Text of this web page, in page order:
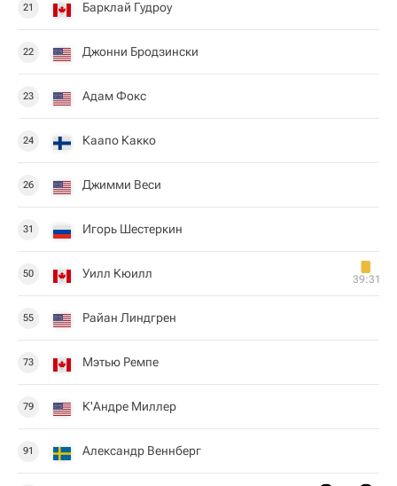
21 Барклай Гудроу
22 Джонни Бродзински
23 Адам Фокс
24 Каапо Какко
26 Джимми Веси
31 Игорь Шестеркин
50 Уилл Кюилл 39:31
55 Райан Линдгрен
73 Мэтью Ремпе
79 К'Андре Миллер
91 Александр Веннберг